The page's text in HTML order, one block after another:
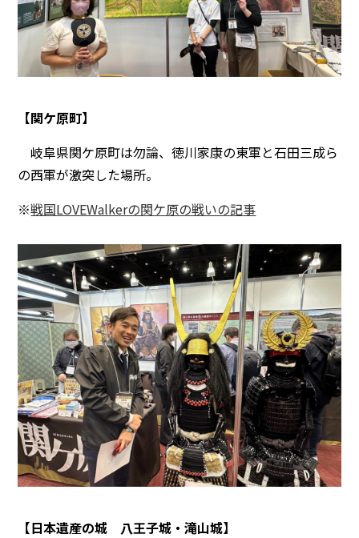
【関ケ原町】
岐阜県関ケ原町は勿論、徳川家康の東軍と石田三成ら
の西軍が激突した場所。
※戦国LOVEWalkerの関ケ原の戦いの記事
【日本遺産の城 八王子城・滝山城】